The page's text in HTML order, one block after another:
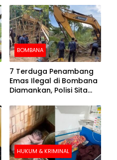
BOMBANA
7 Terduga Penambang
Emas Ilegal di Bombana
Diamankan, Polisi Sita
Crusher
HUKUM & KRIMINAL